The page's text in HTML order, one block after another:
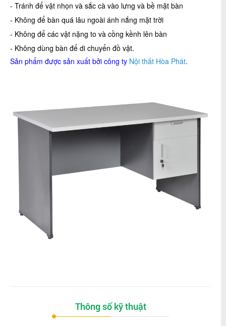
- Tránh để vật nhọn và sắc cà vào lưng và bề mặt bàn
- Không để bàn quá lâu ngoài ánh nắng mặt trời
- Không để các vật nặng to và cồng kềnh lên bàn
- Không dùng bàn để di chuyển đồ vật.
Sản phẩm được sản xuất bởi công ty Nội thất Hòa Phát.
Thông số kỹ thuật